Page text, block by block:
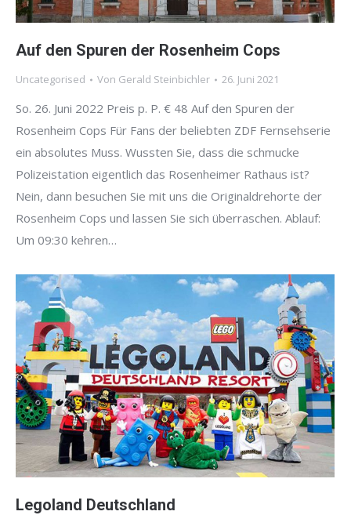
Auf den Spuren der Rosenheim Cops
Uncategorised Von Gerald Steinbichler 26. Juni 2021
So. 26. Juni 2022 Preis p. P. € 48 Auf den Spuren der
Rosenheim Cops Für Fans der beliebten ZDF Fernsehserie
ein absolutes Muss. Wussten Sie, dass die schmucke
Polizeistation eigentlich das Rosenheimer Rathaus ist?
Nein, dann besuchen Sie mit uns die Originaldrehorte der
Rosenheim Cops und lassen Sie sich überraschen. Ablauf:
Um 09:30 kehren…
Legoland Deutschland